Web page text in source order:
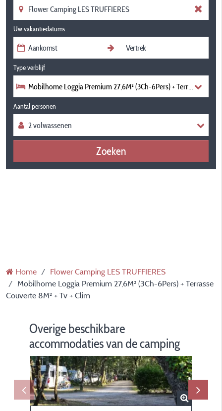
Uw vakantiedatums
Type verblijf
Mobilhome Loggia Premium 27,6M² (3Ch-6Pers) + Terrasse
Aantal personen
Zoeken
Home
Flower Camping LES TRUFFIERES
Mobilhome Loggia Premium 27,6M² (3Ch-6Pers) + Terrasse
Couverte 8M² + Tv + Clim
Overige beschikbare
accommodaties van de camping